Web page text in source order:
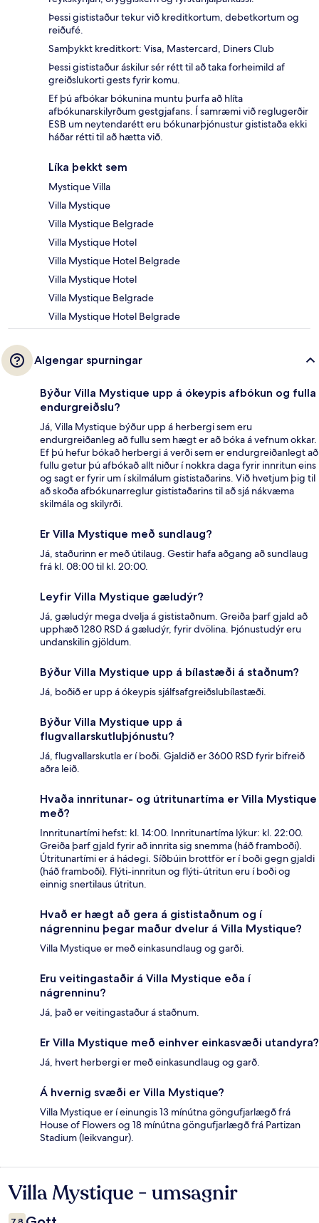
Þessi gististaður tekur við kreditkortum, debetkortum og
reiðufé.
Samþykkt kreditkort: Visa, Mastercard, Diners Club
Þessi gististaður áskilur sér rétt til að taka forheimild af
greiðslukorti gests fyrir komu.
Ef þú afbókar bókunina muntu þurfa að hlíta
afbókunarskilyrðum gestgjafans. Í samræmi við reglugerðir
ESB um neytendarétt eru bókunarþjónustur gististaða ekki
háðar rétti til að hætta við.
Líka þekkt sem
Mystique Villa
Villa Mystique
Villa Mystique Belgrade
Villa Mystique Hotel
Villa Mystique Hotel Belgrade
Villa Mystique Hotel
Villa Mystique Belgrade
Villa Mystique Hotel Belgrade
Algengar spurningar
Býður Villa Mystique upp á ókeypis afbókun og fulla
endurgreiðslu?
Já, Villa Mystique býður upp á herbergi sem eru
endurgreiðanleg að fullu sem hægt er að bóka á vefnum okkar.
Ef þú hefur bókað herbergi á verði sem er endurgreiðanlegt að
fullu getur þú afbókað allt niður í nokkra daga fyrir innritun eins
og sagt er fyrir um í skilmálum gististaðarins. Við hvetjum þig til
að skoða afbókunarreglur gististaðarins til að sjá nákvæma
skilmála og skilyrði.
Er Villa Mystique með sundlaug?
Já, staðurinn er með útilaug. Gestir hafa aðgang að sundlaug
frá kl. 08:00 til kl. 20:00.
Leyfir Villa Mystique gæludýr?
Já, gæludýr mega dvelja á gististaðnum. Greiða þarf gjald að
upphæð 1280 RSD á gæludýr, fyrir dvölina. Þjónustudýr eru
undanskilin gjöldum.
Býður Villa Mystique upp á bílastæði á staðnum?
Já, boðið er upp á ókeypis sjálfsafgreiðslubílastæði.
Býður Villa Mystique upp á
flugvallarskutluþjónustu?
Já, flugvallarskutla er í boði. Gjaldið er 3600 RSD fyrir bifreið
aðra leið.
Hvaða innritunar- og útritunartíma er Villa Mystique
með?
Innritunartími hefst: kl. 14:00. Innritunartíma lýkur: kl. 22:00.
Greiða þarf gjald fyrir að innrita sig snemma (háð framboði).
Útritunartími er á hádegi. Síðbúin brottför er í boði gegn gjaldi
(háð framboði). Flýti-innritun og flýti-útritun eru í boði og
einnig snertilaus útritun.
Hvað er hægt að gera á gististaðnum og í
nágrenninu þegar maður dvelur á Villa Mystique?
Villa Mystique er með einkasundlaug og garði.
Eru veitingastaðir á Villa Mystique eða í
nágrenninu?
Já, það er veitingastaður á staðnum.
Er Villa Mystique með einhver einkasvæði utandyra?
Já, hvert herbergi er með einkasundlaug og garð.
Á hvernig svæði er Villa Mystique?
Villa Mystique er í einungis 13 mínútna göngufjarlægð frá
House of Flowers og 18 mínútna göngufjarlægð frá Partizan
Stadium (leikvangur).
Umsagnir
Villa Mystique - umsagnir